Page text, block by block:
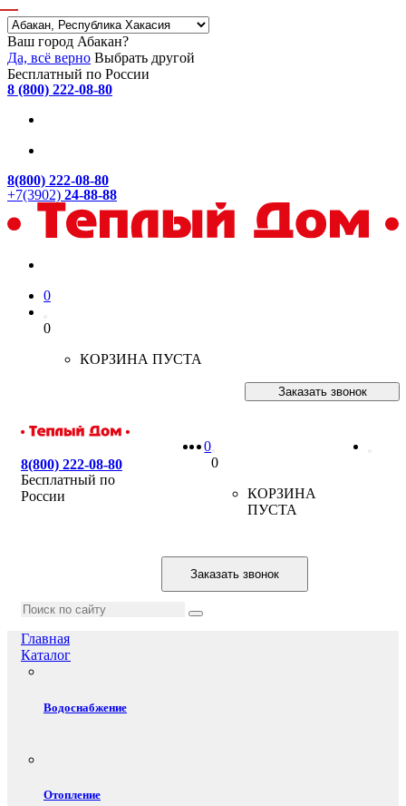
Ваш город Абакан?
Да, всё верно Выбрать другой
Бесплатный по России
8 (800) 222-08-80
8(800) 222-08-80
+7(3902) 24-88-88
0
0
КОРЗИНА ПУСТА
Заказать звонок
8(800) 222-08-80
Бесплатный по
России
0
0
КОРЗИНА
ПУСТА
Заказать звонок
Главная
Каталог
Водоснабжение
Отопление